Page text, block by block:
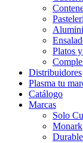
Platos
Distribuidores
Plasma tu
Catálogo
Marcas
Solo
Monark